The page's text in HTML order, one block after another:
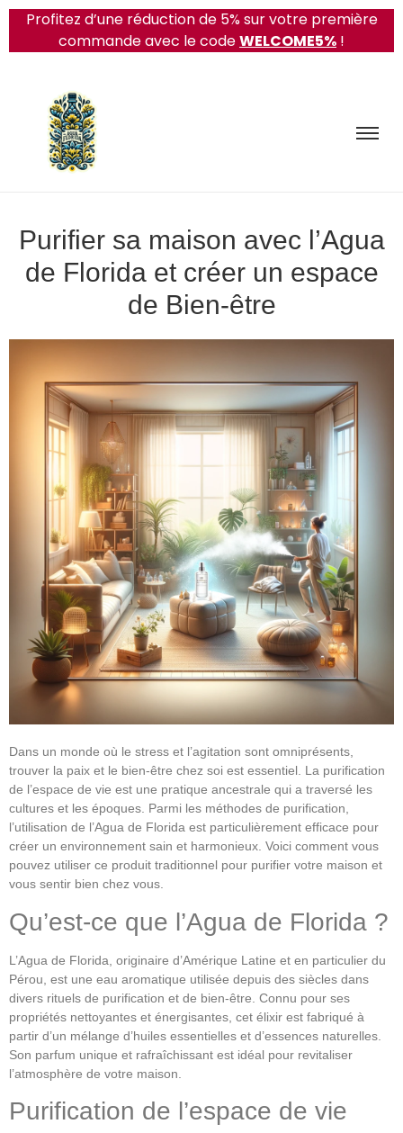
Profitez d’une réduction de 5% sur votre première
commande avec le codeWELCOME5% !
Purifier sa maison avec l’Agua
de Florida et créer un espace
de Bien-être
Dans un monde où le stress et l’agitation sont omniprésents,
trouver la paix et le bien-être chez soi est essentiel. La purification
de l’espace de vie est une pratique ancestrale qui a traversé les
cultures et les époques. Parmi les méthodes de purification,
l’utilisation de l’Agua de Florida est particulièrement efficace pour
créer un environnement sain et harmonieux. Voici comment vous
pouvez utiliser ce produit traditionnel pour purifier votre maison et
vous sentir bien chez vous.
Qu’est-ce que l’Agua de Florida ?
L’Agua de Florida, originaire d’Amérique Latine et en particulier du
Pérou, est une eau aromatique utilisée depuis des siècles dans
divers rituels de purification et de bien-être. Connu pour ses
propriétés nettoyantes et énergisantes, cet élixir est fabriqué à
partir d’un mélange d’huiles essentielles et d’essences naturelles.
Son parfum unique et rafraîchissant est idéal pour revitaliser
l’atmosphère de votre maison.
Purification de l’espace de vie